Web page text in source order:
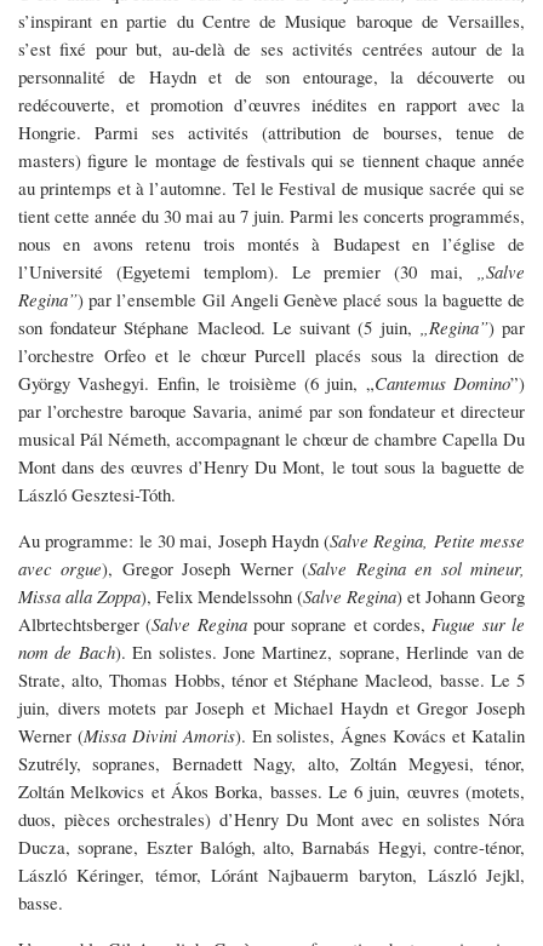
Haydn)
s’inspirant en partie du Centre de Musique baroque de Versailles,
s’est fixé pour but, au-delà de ses activités centrées autour de la
personnalité de Haydn et de son entourage, la découverte ou
redécouverte, et promotion d’œuvres inédites en rapport avec la
Hongrie. Parmi ses activités (attribution de bourses, tenue de
masters) figure le montage de festivals qui se tiennent chaque année
au printemps et à l’automne. Tel le Festival de musique sacrée qui se
tient cette année du 30 mai au 7 juin. Parmi les concerts programmés,
nous en avons retenu trois montés à Budapest en l’église de
l’Université (Egyetemi templom). Le premier (30 mai, „Salve
Regina”) par l’ensemble Gil Angeli Genève placé sous la baguette de
son fondateur Stéphane Macleod. Le suivant (5 juin, „Regina”) par
l’orchestre Orfeo et le chœur Purcell placés sous la direction de
György Vashegyi. Enfin, le troisième (6 juin, „Cantemus Domino”)
par l’orchestre baroque Savaria, animé par son fondateur et directeur
musical Pál Németh, accompagnant le chœur de chambre Capella Du
Mont dans des œuvres d’Henry Du Mont, le tout sous la baguette de
László Gesztesi-Tóth.
Au programme: le 30 mai, Joseph Haydn (Salve Regina, Petite messe
avec orgue), Gregor Joseph Werner (Salve Regina en sol mineur,
Missa alla Zoppa), Felix Mendelssohn (Salve Regina) et Johann Georg
Albrtechtsberger (Salve Reginapour soprane et cordes,Fugue sur le
nom de Bach). En solistes. Jone Martinez, soprane, Herlinde van de
Strate, alto, Thomas Hobbs, ténor et Stéphane Macleod, basse. Le 5
juin, divers motets par Joseph et Michael Haydn et Gregor Joseph
Werner (Missa Divini Amoris). En solistes, Ágnes Kovács et Katalin
Szutrély, sopranes, Bernadett Nagy, alto, Zoltán Megyesi, ténor,
Zoltán Melkovics et Ákos Borka, basses. Le 6 juin, œuvres (motets,
duos, pièces orchestrales) d’Henry Du Mont avec en solistes Nóra
Ducza, soprane, Eszter Balógh, alto, Barnabás Hegyi, contre-ténor,
László Kéringer, témor, Lóránt Najbauerm baryton, László Jejkl,
basse.